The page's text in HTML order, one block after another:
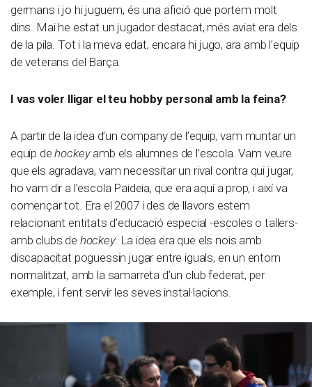
germans i jo hi juguem, és una afició que portem molt
dins. Mai he estat un jugador destacat, més aviat era dels
de la pila. Tot i la meva edat, encara hi jugo, ara amb l’equip
de veterans del Barça.
I vas voler lligar el teu hobby personal amb la feina?
A partir de la idea d’un company de l’equip, vam muntar un
equip dehockey amb els alumnes de l’escola. Vam veure
que els agradava, vam necessitar un rival contra qui jugar,
ho vam dir a l’escola Paideia, que era aquí a prop, i així va
començar tot. Era el 2007 i des de llavors estem
relacionant entitats d’educació especial -escoles o tallers-
amb clubs de hockey. La idea era que els nois amb
discapacitat poguessin jugar entre iguals, en un entorn
normalitzat, amb la samarreta d’un club federat, per
exemple, i fent servir les seves instal·lacions.